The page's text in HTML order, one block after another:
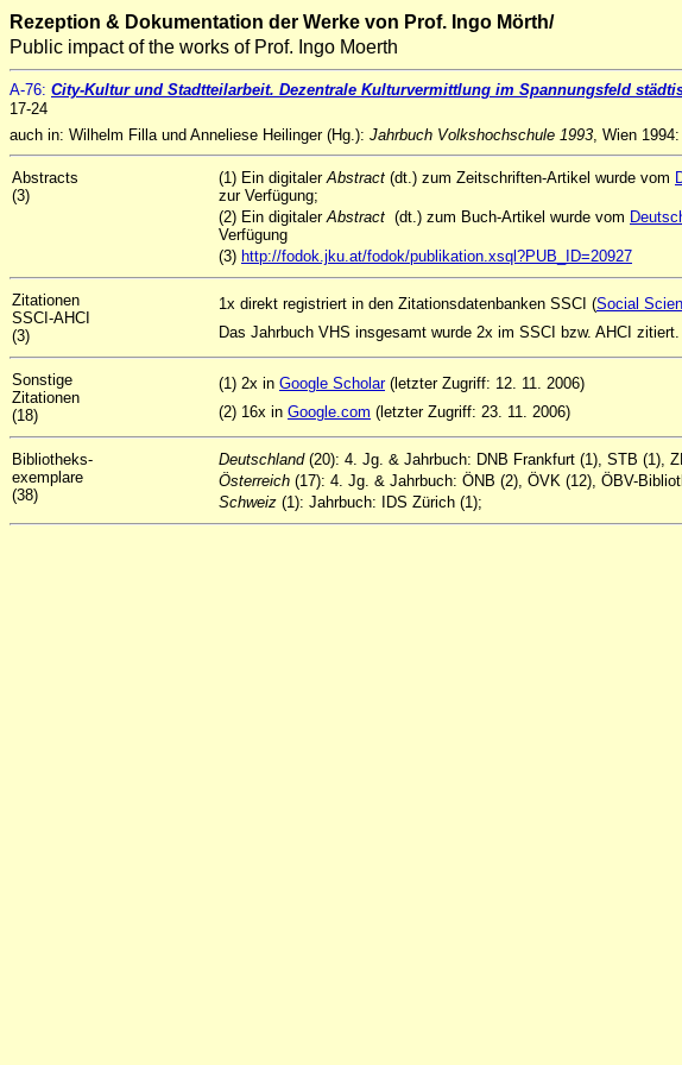
Rezeption & Dokumentation der Werke von Prof. Ingo Mörth/
Public impact of the works of Prof. Ingo Moerth
A-76: City-Kultur und Stadtteilarbeit. Dezentrale Kulturvermittlung im Spannungsfeld
17-24
auch in: Wilhelm Filla und Anneliese Heilinger (Hg.): Jahrbuch Volkshochschule 1993, Wien
Abstracts
(3)
(1) Ein digitalerAbstract (dt.) zum Zeitschriften-Artikel wurde vom
zur Verfügung;
(2) Ein digitalerAbstract (dt.) zum Buch-Artikel wurde vom
Verfügung
(3) http://fodok.jku.at/fodok/publikation.xsql?PUB_ID=20927
Zitationen
SSCI-AHCI
(3)
1x direkt registriert in den Zitationsdatenbanken SSCI (Social
Das Jahrbuch VHS insgesamt wurde 2x im SSCI bzw. AHCI zitiert.
Sonstige
Zitationen
(18)
(1) 2x in Google Scholar(letzter Zugriff: 12. 11. 2006)
(2) 16x in Google.com (letzter Zugriff: 23. 11. 2006)
Bibliotheks-
exemplare
(38)
Deutschland(20): 4. Jg. & Jahrbuch: DNB Frankfurt (1), STB (1),
Österreich (17): 4. Jg. & Jahrbuch: ÖNB (2), ÖVK (12), ÖBV-
Schweiz (1): Jahrbuch: IDS Zürich (1);